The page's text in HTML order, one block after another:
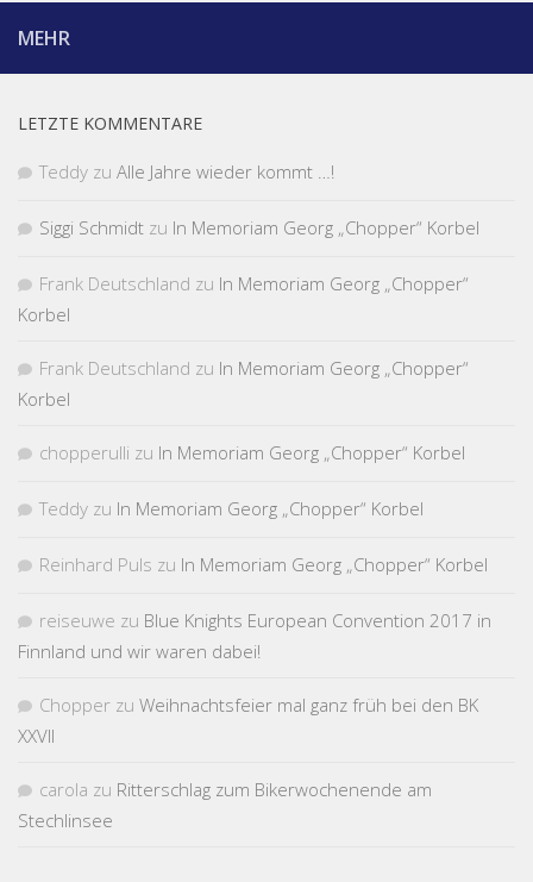
MEHR
LETZTE KOMMENTARE
Teddy zu Alle Jahre wieder kommt …!
Siggi Schmidt zu In Memoriam Georg „Chopper“ Korbel
Frank Deutschland zu In Memoriam Georg „Chopper“
Korbel
Frank Deutschland zu In Memoriam Georg „Chopper“
Korbel
chopperulli zu In Memoriam Georg „Chopper“ Korbel
Teddy zu In Memoriam Georg „Chopper“ Korbel
Reinhard Puls zu In Memoriam Georg „Chopper“ Korbel
reiseuwe zu Blue Knights European Convention 2017 in
Finnland und wir waren dabei!
Chopper zu Weihnachtsfeier mal ganz früh bei den BK
XXVII
carola zu Ritterschlag zum Bikerwochenende am
Stechlinsee